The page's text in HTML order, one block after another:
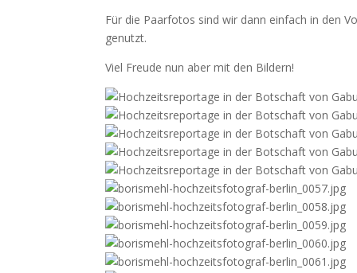
Für die Paarfotos sind wir dann einfach in den
genutzt.
Viel Freude nun aber mit den Bildern!